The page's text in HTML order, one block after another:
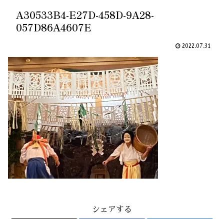
A30533B4-E27D-458D-9A28-
057D86A4607E
2022.07.31
シェアする